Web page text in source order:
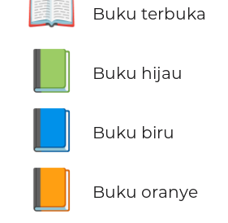
📖 Buku terbuka
Buku hijau
Buku biru
Buku oranye